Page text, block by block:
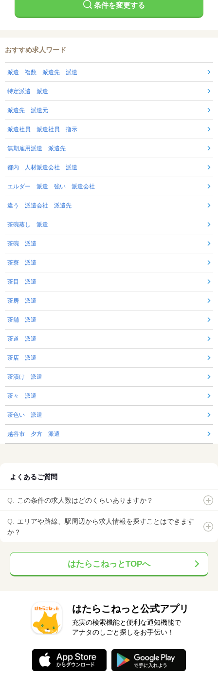
条件を変更する
おすすめ求人ワード
派遣 複数 派遣先 派遣
特定派遣 派遣
派遣先 派遣元
派遣社員 派遣社員 指示
無期雇用派遣 派遣先
都内 人材派遣会社 派遣
エルダー 派遣 強い 派遣会社
違う 派遣会社 派遣先
茶碗蒸し 派遣
茶碗 派遣
茶寮 派遣
茶目 派遣
茶房 派遣
茶舗 派遣
茶道 派遣
茶店 派遣
茶漬け 派遣
茶々 派遣
茶色い 派遣
越谷市 夕方 派遣
よくあるご質問
この条件の求人数はどのくらいありますか？
エリアや路線、駅周辺から求人情報を探すことはできます
か？
はたらこねっとTOPへ
はたらこねっと公式アプリ
充実の検索機能と便利な通知機能で
アナタのしごと探しをお手伝い！